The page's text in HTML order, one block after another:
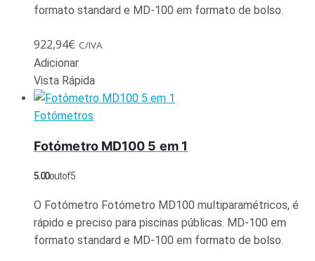
formato standard e MD-100 em formato de bolso.
922,94€ C/IVA
Adicionar
Vista Rápida
Fotómetros
Fotómetro MD100 5 em 1
5.00out of 5
O Fotómetro Fotómetro MD100 multiparamétricos, é
rápido e preciso para piscinas públicas. MD-100 em
formato standard e MD-100 em formato de bolso.